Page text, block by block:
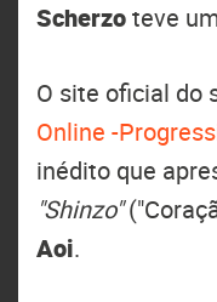
Scherzoteve
O site oficial do
Online -
inédito que
"Shinzo"
Aoi.